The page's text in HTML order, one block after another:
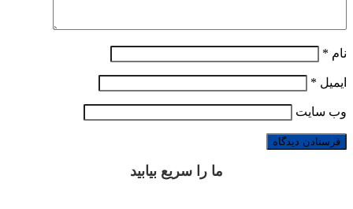
نام *
ایمیل *
وب‌ سایت
ما را سریع بیابید